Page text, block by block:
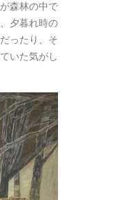
森林の中で
夕暮れ時の
ったり、そ
いた気がし